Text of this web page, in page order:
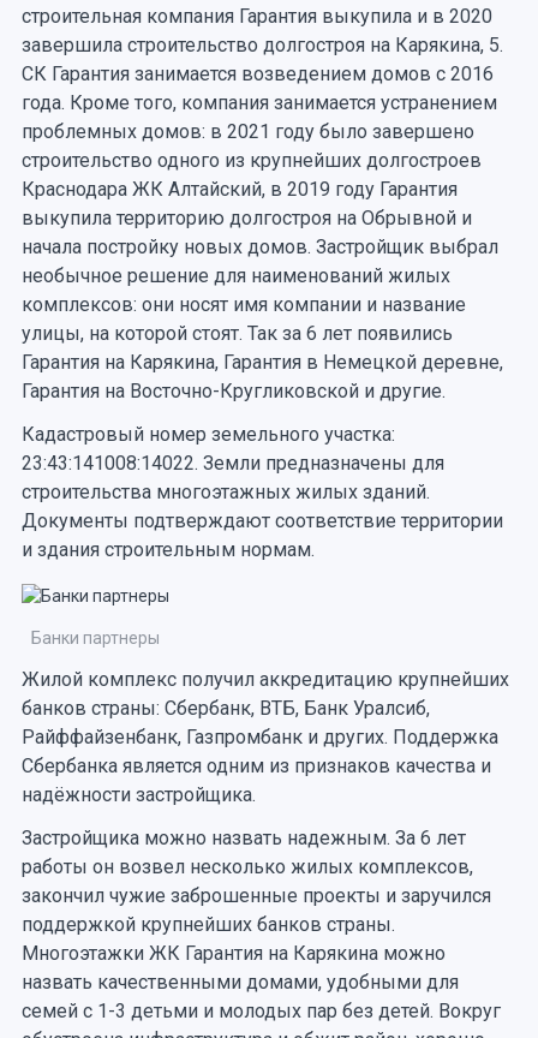
строительная компания Гарантия выкупила и в 2020
завершила строительство долгостроя на Карякина, 5.
СК Гарантия занимается возведением домов с 2016
года. Кроме того, компания занимается устранением
проблемных домов: в 2021 году было завершено
строительство одного из крупнейших долгостроев
Краснодара ЖК Алтайский, в 2019 году Гарантия
выкупила территорию долгостроя на Обрывной и
начала постройку новых домов. Застройщик выбрал
необычное решение для наименований жилых
комплексов: они носят имя компании и название
улицы, на которой стоят. Так за 6 лет появились
Гарантия на Карякина, Гарантия в Немецкой деревне,
Гарантия на Восточно-Кругликовской и другие.
Кадастровый номер земельного участка:
23:43:141008:14022. Земли предназначены для
строительства многоэтажных жилых зданий.
Документы подтверждают соответствие территории
и здания строительным нормам.
Банки партнеры
Жилой комплекс получил аккредитацию крупнейших
банков страны: Сбербанк, ВТБ, Банк Уралсиб,
Райффайзенбанк, Газпромбанк и других. Поддержка
Сбербанка является одним из признаков качества и
надёжности застройщика.
Застройщика можно назвать надежным. За 6 лет
работы он возвел несколько жилых комплексов,
закончил чужие заброшенные проекты и заручился
поддержкой крупнейших банков страны.
Многоэтажки ЖК Гарантия на Карякина можно
назвать качественными домами, удобными для
семей с 1-3 детьми и молодых пар без детей. Вокруг